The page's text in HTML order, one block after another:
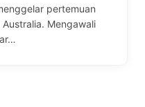
pertemuan
Mengawali